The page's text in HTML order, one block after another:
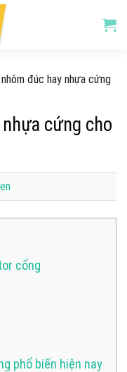
đúc hay nhựa cứng
cứng cho
cổng
phổ biến hiện nay